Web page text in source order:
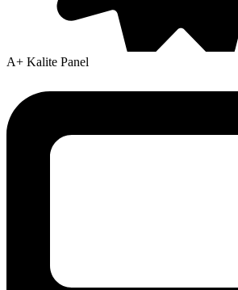
A+ Kalite Panel